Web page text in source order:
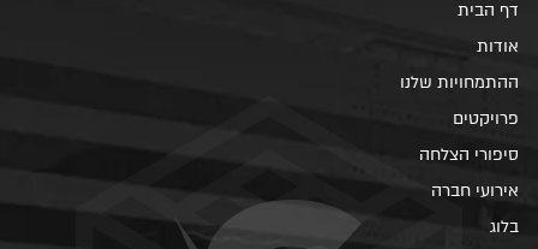
דף הבית
אודות
ההתמחויות שלנו
פרויקטים
סיפורי הצלחה
אירועי חברה
בלוג